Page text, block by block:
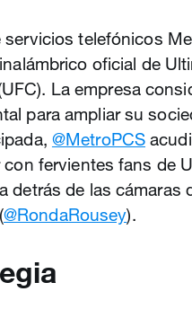
servicios telefónicos
oficial de
La empresa
para ampliar su
@MetroPCS
fervientes fans de
detrás de las cámaras
@RondaRousey).